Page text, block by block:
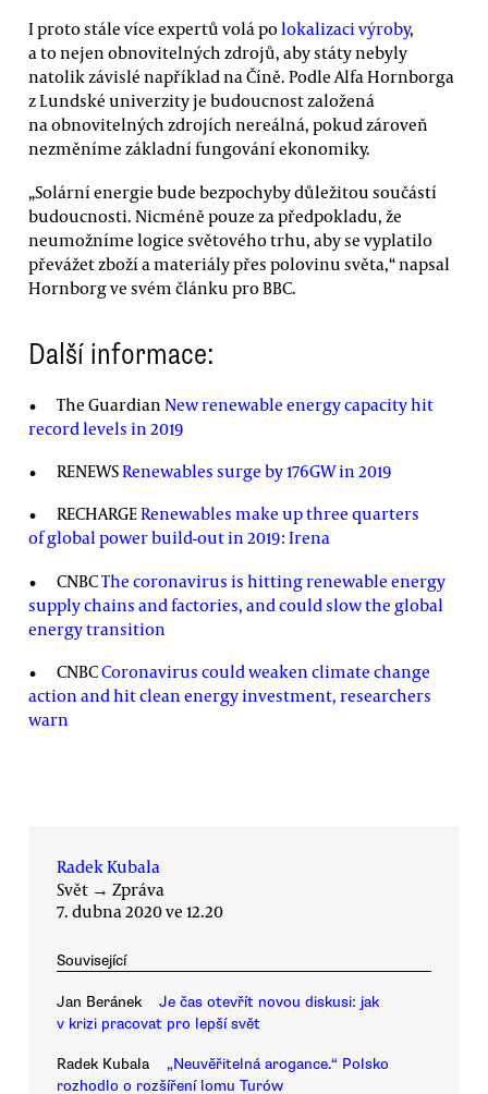
I proto stále více expertů volá polokalizaci výroby,
a to nejen obnovitelných zdrojů, aby státy nebyly
natolik závislé například na Číně. Podle Alfa Hornborga
z Lundské univerzity je budoucnost založená
na obnovitelných zdrojích nereálná, pokud zároveň
nezměníme základní fungování ekonomiky.
„Solární energie bude bezpochyby důležitou součástí
budoucnosti. Nicméně pouze za předpokladu, že
neumožníme logice světového trhu, aby se vyplatilo
převážet zboží a materiály přes polovinu světa,“ napsal
Hornborg ve svém článku pro BBC.
Další informace:
The Guardian New renewable energy capacity hit
record levels in 2019
RENEWSRenewables surge by 176GW in 2019
RECHARGERenewables make up three quarters
of global power build-out in 2019: Irena
CNBCThe coronavirus is hitting renewable energy
supply chains and factories, and could slow the global
energy transition
CNBCCoronavirus could weaken climate change
action and hit clean energy investment, researchers
warn
Radek Kubala
Svět → Zpráva
7. dubna 2020 ve 12.20
Související
Jan Beránek
Je čas otevřít novou diskusi: jak
v krizi pracovat pro lepší svět
Radek Kubala
„Neuvěřitelná arogance.“ Polsko
rozhodlo o rozšíření lomu Turów